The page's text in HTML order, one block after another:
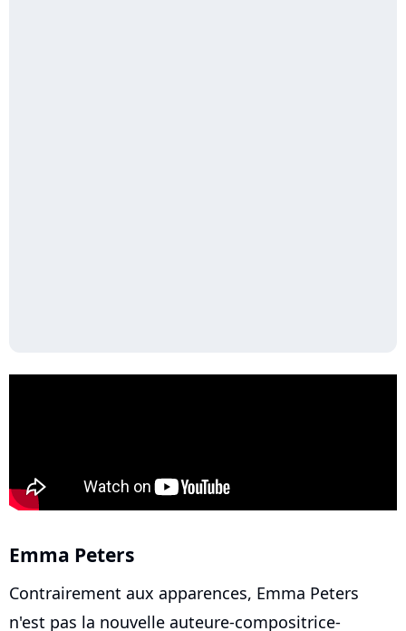
Emma Peters
Contrairement aux apparences, Emma Peters
n'est pas la nouvelle auteure-compositrice-